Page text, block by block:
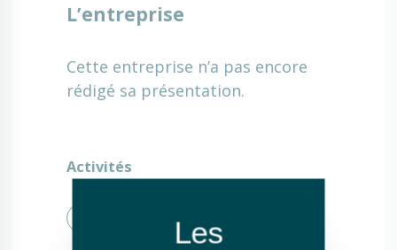
L’entreprise
Cette entreprise n’a pas encore
rédigé sa présentation.
Activités
Élagage et abattage